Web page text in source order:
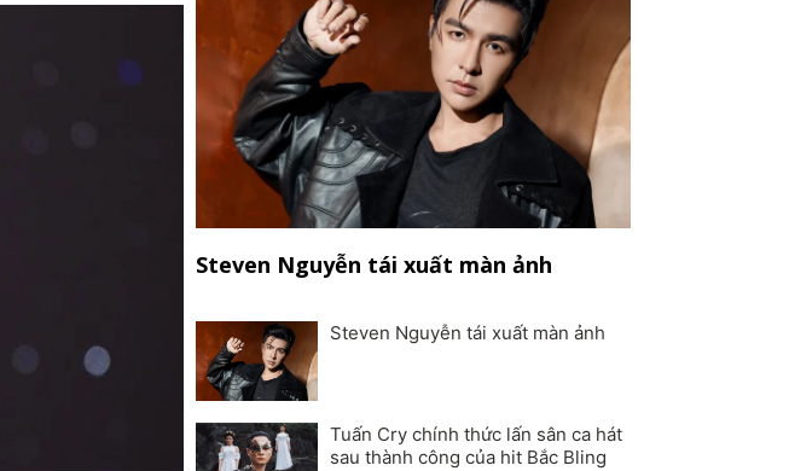
Steven Nguyễn tái xuất màn ảnh
Steven Nguyễn tái xuất màn ảnh
Tuấn Cry chính thức lấn sân ca hát
sau thành công của hit Bắc Bling